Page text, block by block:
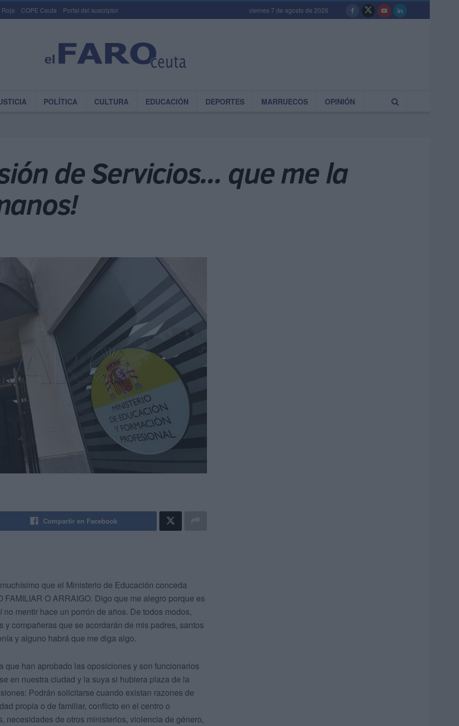
Roja COPE Ceuta Portal del suscriptor viernes 7 de agosto de 2026
POLÍTICA CULTURA EDUCACIÓN DEPORTES MARRUECOS OPINIÓN
de Servicios... que me la
Compartir en Facebook
que el Ministerio de Educación conceda
O ARRAIGO. Digo que me alegro porque es
mentir hace un porrón de años. De todos modos,
compañeras que se acordarán de mis padres, santos
y alguno habrá que me diga algo.
han aprobado las oposiciones y son funcionarios
en nuestra ciudad y la suya si hubiera plaza de la
Podrán solicitarse cuando existan razones de
propia o de familiar, conflicto en el centro o
necesidades de otros ministerios, violencia de género,